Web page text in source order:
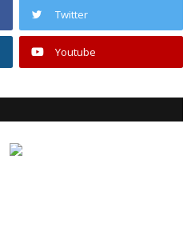
Twitter
Youtube